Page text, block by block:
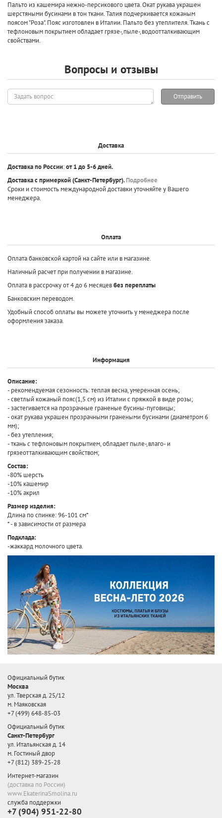
Пальто из кашемира нежно-персикового цвета. Окат рукава украшен
шерстяными бусинами в тон ткани. Талия подчеркивается кожаным
поясом "Роза". Пояс изготовлен в Италии. Пальто без утеплителя. Ткань с
тефлоновым покрытием обладает грязе-,пыле-,водоотталкивающим
свойствами.
Вопросы и отзывы
Задать
вопрос
Отправить
Доставка
Доставка по России:от 1 до 5-6 дней.
Доставка с примеркой(Санкт-Петербург).Подробнее
Сроки и стоимость международной доставки уточняйте у Вашего
менеджера.
Оплата
Оплата банковской картой на сайте или в магазине.
Наличный расчет при получении в магазине.
Оплата в рассрочку от 4 до 6 месяцевбез переплаты
Банковским переводом.
Удобный способ оплаты вы можете уточнить у менеджера после
оформления заказа.
Информация
Описание:
- рекомендуемая сезонность: теплая весна, умеренная осень;
- светлый кожаный пояс(1,5 см) из Италии с пряжкой в виде розы;
- застегивается на прозрачные граненые бусины-пуговицы;
- окат рукава украшен прозрачными гранеными бусинами (диаметром 6
мм);
- без утепления;
- ткань с тефлоновым покрытием, обладает пыле-,влаго- и
грязеотталкивающим свойством;
Состав:
-80% шерсть
-10% кашемир
-10% акрил
Размер изделия:
Длина по спинке: 96-101 см*
* - в зависимости от размера
Подклада:
-жаккард молочного цвета.
Официальный бутик
Москва
ул. Тверская д. 25/12
м. Маяковская
+7 (499) 648-85-03
Официальный бутик
Санкт-Петербург
ул. Итальянская д. 14
м. Гостиный двор
+7 (812) 389-25-28
Интернет-магазин
(доставка по России)
www.EkaterinaSmolina.ru
служба поддержки
+7 (904) 951-22-80